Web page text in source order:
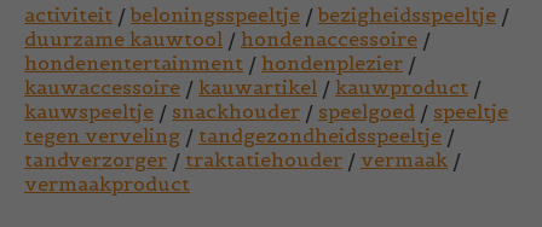
activiteit /beloningsspeeltje /bezigheidsspeeltje /
duurzame kauwtool / hondenaccessoire /
hondenentertainment / hondenplezier /
kauwaccessoire / kauwartikel / kauwproduct /
kauwspeeltje / snackhouder / speelgoed / speeltje
tegen verveling / tandgezondheidsspeeltje /
tandverzorger / traktatiehouder / vermaak /
vermaakproduct